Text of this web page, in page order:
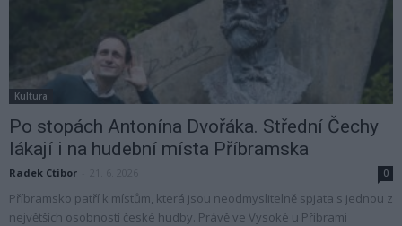
Kultura
Po stopách Antonína Dvořáka. Střední Čechy
lákají i na hudební místa Příbramska
Radek Ctibor 0
Příbramsko patří k místům, která jsou neodmyslitelně spjata s jednou z
největších osobností české hudby. Právě ve Vysoké u Příbrami